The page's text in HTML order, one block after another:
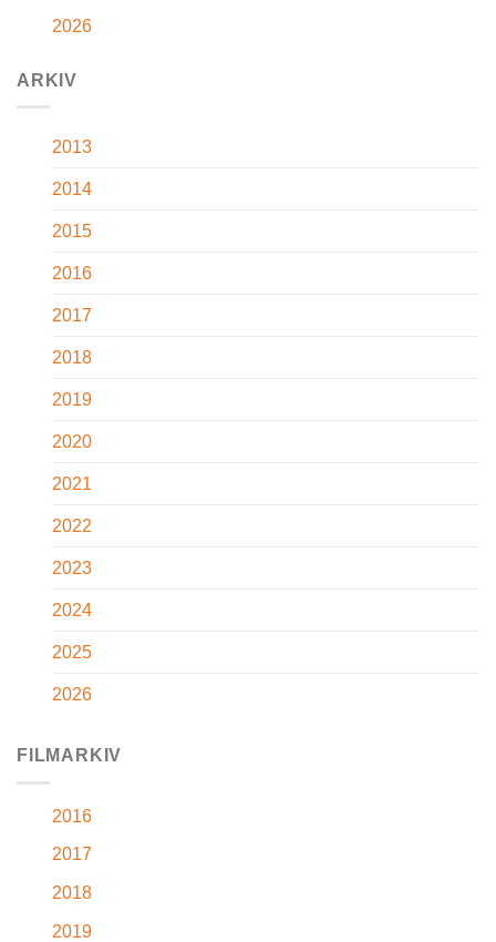
2026
ARKIV
2013
2014
2015
2016
2017
2018
2019
2020
2021
2022
2023
2024
2025
2026
FILMARKIV
2016
2017
2018
2019